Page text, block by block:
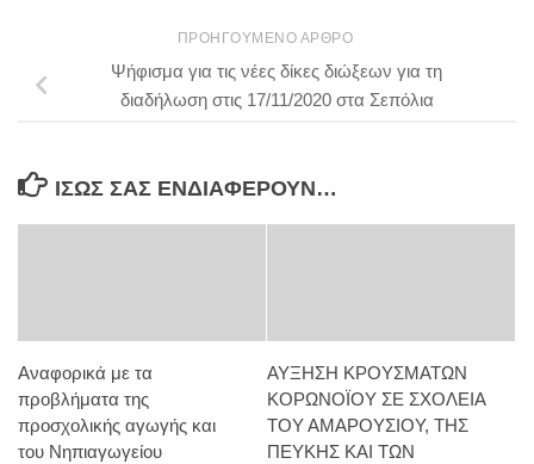
ΠΡΟΗΓΟΎΜΕΝΟ ΆΡΘΡΟ
Ψήφισμα για τις νέες δίκες διώξεων για τη
διαδήλωση στις 17/11/2020 στα Σεπόλια
ΊΣΩΣ ΣΑΣ ΕΝΔΙΑΦΈΡΟΥΝ…
Αναφορικά με τα
προβλήματα της
προσχολικής αγωγής και
του Νηπιαγωγείου
ΑΥΞΗΣΗ ΚΡΟΥΣΜΑΤΩΝ
ΚΟΡΩΝΟΪΟΥ ΣΕ ΣΧΟΛΕΙΑ
ΤΟΥ ΑΜΑΡΟΥΣΙΟΥ, ΤΗΣ
ΠΕΥΚΗΣ ΚΑΙ ΤΩΝ